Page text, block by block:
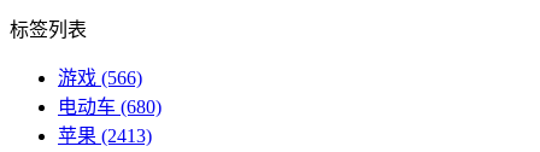
标签列表
游戏 (566)
电动车 (680)
苹果 (2413)